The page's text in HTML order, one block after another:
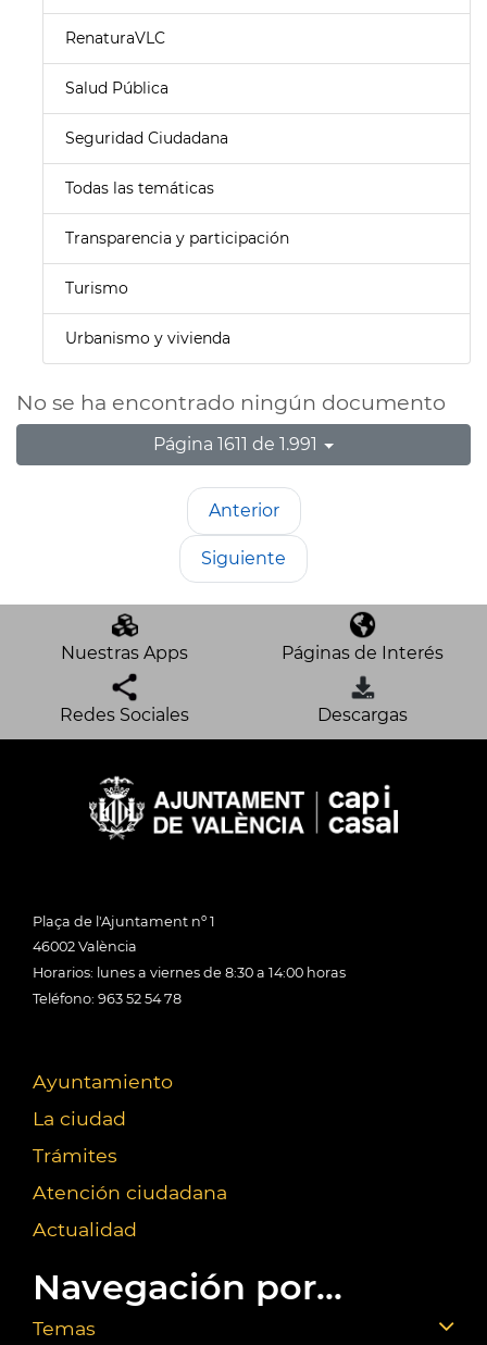
RenaturaVLC
Salud Pública
Seguridad Ciudadana
Todas las temáticas
Transparencia y participación
Turismo
Urbanismo y vivienda
No se ha encontrado ningún documento
Página 1611 de 1.991
Anterior
Siguiente
Nuestras Apps Páginas de Interés
Redes Sociales Descargas
Plaça de l'Ajuntament nº 1
46002 València
Horarios: lunes a viernes de 8:30 a 14:00 horas
Teléfono: 963 52 54 78
Ayuntamiento
La ciudad
Trámites
Atención ciudadana
Actualidad
Navegación por...
Temas